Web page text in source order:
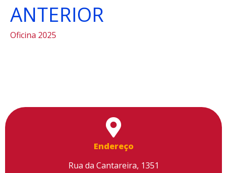
ANTERIOR
Oficina 2025
Endereço
Rua da Cantareira, 1351